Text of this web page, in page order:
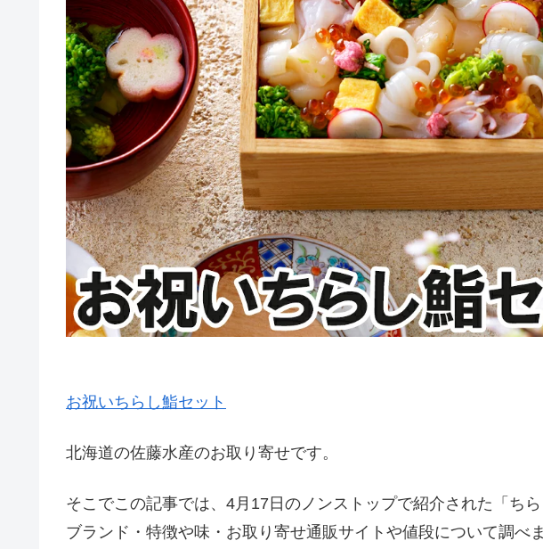
お祝いちらし鮨セット
北海道の佐藤水産のお取り寄せです。
そこでこの記事では、4月17日のノンストップで紹介された「ち
ブランド・特徴や味・お取り寄せ通販サイトや値段について調べま